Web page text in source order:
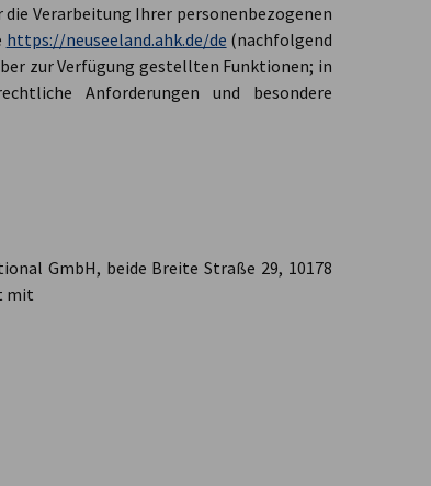
Verarbeitung Ihrer personenbezogenen
https://neuseeland.ahk.de/de (nachfolgend
zur Verfügung gestellten Funktionen; in
Anforderungen und besondere
GmbH, beide Breite Straße 29, 10178
mit